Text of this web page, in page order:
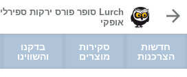
Lurch סופר פורס ירקות ספירלי
אופקי
חדשות
הצרכנות
סקירות
מוצרים
בדקנו
והשווינו